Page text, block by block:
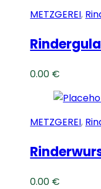
METZGEREI,
0.00 €
METZGEREI,
0.00 €